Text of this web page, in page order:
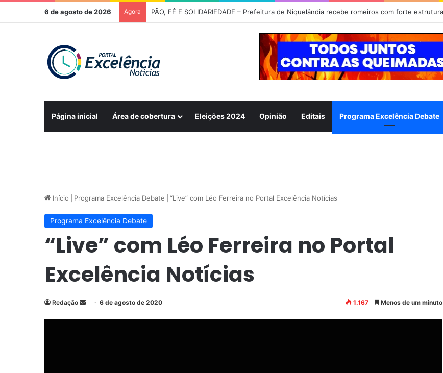
6 de agosto de 2026 Agora
Página inicial Área de cobertura Eleições 2024 Opinião Editais Programa Excelência Debate
Início Programa Excelência Debate “Live” com Léo Ferreira no Portal Excelência Notícias
Programa Excelência Debate
“Live” com Léo Ferreira no Portal
Excelência Notícias
Redação 6 de agosto de 2020 1.167 Menos de um minuto